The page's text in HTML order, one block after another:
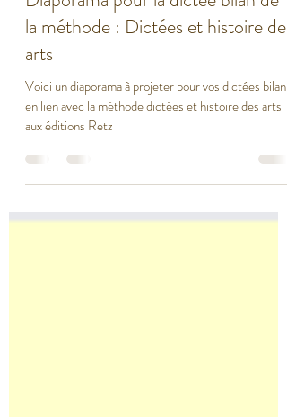
Maitresselili LH
15 août 2024
2 min de lecture
Diaporama pour la dictée bilan de
la méthode : Dictées et histoire des
arts
en lien avec la méthode dictées et histoire des arts
aux éditions Retz